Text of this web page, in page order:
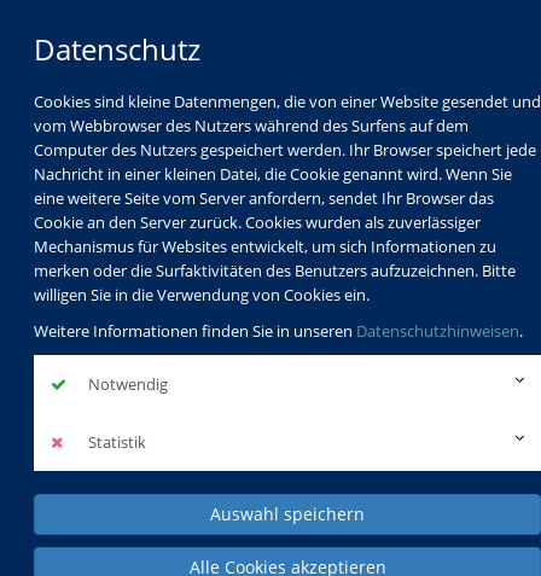
Datenschutz
Cookies sind kleine Datenmengen, die von einer Website gesendet und
vom Webbrowser des Nutzers während des Surfens auf dem
Computer des Nutzers gespeichert werden. Ihr Browser speichert jede
Nachricht in einer kleinen Datei, die Cookie genannt wird. Wenn Sie
eine weitere Seite vom Server anfordern, sendet Ihr Browser das
Cookie an den Server zurück. Cookies wurden als zuverlässiger
Mechanismus für Websites entwickelt, um sich Informationen zu
merken oder die Surfaktivitäten des Benutzers aufzuzeichnen. Bitte
willigen Sie in die Verwendung von Cookies ein.
Weitere Informationen finden Sie in unseren Datenschutzhinweisen.
Notwendig
Statistik
Auswahl speichern
Alle Cookies akzeptieren
Programm
Schulabschlüsse
Schulkindbetreuung
Service